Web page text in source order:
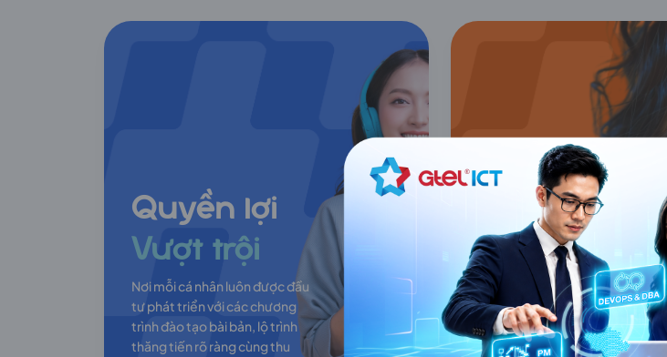
Quyền lợi
Vượt trội
Nơi mỗi cá nhân luôn được đầu
tư phát triển với các chương
trình đào tạo bài bản, lộ trình
thăng tiến rõ ràng cùng thu
Công nghệ
Tiên phong
Gia nhập hệ sinh thái công nghệ
hiện đại, nơi bạn được làm việc
với những giải pháp tiên tiến và
cùng kiến tạo nên hành trình kết